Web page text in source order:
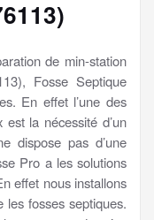
de min-station
Fosse Septique
En effet l’une des
la nécessité d’un
dispose pas d’une
Pro a les solutions
effet nous installons
les fosses septiques.